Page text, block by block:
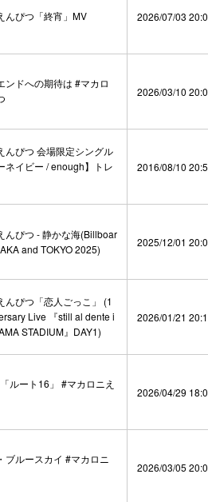
んぴつ「終宵」MV 2026/07/03
ンドへの期待は #マカロ
2026/03/10
んぴつ 会場限定シングル
ネイビー / enough】トレ
2016/08/10
んぴつ - 静かな海(Billboar
and TOKYO 2025)
2025/12/01
んぴつ「恋人ごっこ」 (1
Live 『still al dente i
STADIUM』DAY1)
2026/01/21
「ルート16」 #マカロニえ
2026/04/29
ブルースカイ #マカロニ
2026/03/05